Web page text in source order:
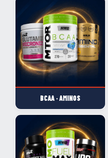
BCAA · AMINOS